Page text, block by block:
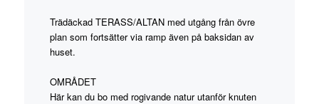
Trädäckad TERASS/ALTAN med utgång från övre
plan som fortsätter via ramp även på baksidan av
huset.
OMRÅDET
Här kan du bo med rogivande natur utanför knuten